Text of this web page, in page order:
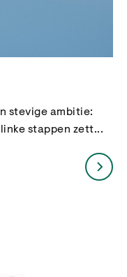
stevige ambitie:
stappen zett...